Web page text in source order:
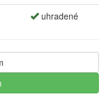
uhradené